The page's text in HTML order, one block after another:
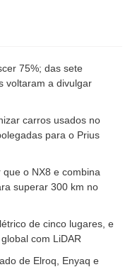
75%; das sete
voltaram a divulgar
carros usados no
para o Prius
o NX8 e combina
superar 300 km no
de cinco lugares, e
com LiDAR
de Elroq, Enyaq e